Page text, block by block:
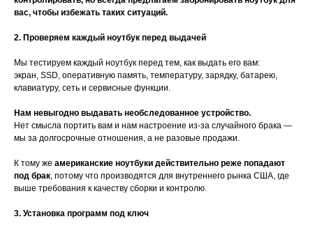
вас, чтобы избежать таких ситуаций.
2. Проверяем каждый ноутбук перед выдачей
Мы тестируем каждый ноутбук перед тем, как выдать его вам:
экран, SSD, оперативную память, температуру, зарядку, батарею,
клавиатуру, сеть и сервисные функции.
Нам невыгодно выдавать необследованное устройство.
Нет смысла портить вам и нам настроение из-за случайного брака —
мы за долгосрочные отношения, а не разовые продажи.
К тому же американские ноутбуки действительно реже попадают
под брак, потому что производятся для внутреннего рынка США, где
выше требования к качеству сборки и контролю.
3. Установка программ под ключ